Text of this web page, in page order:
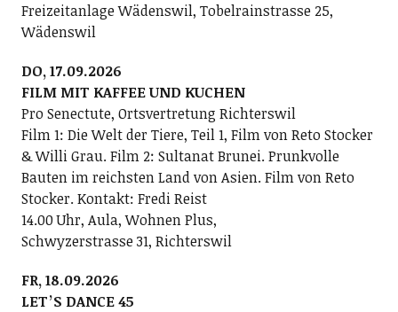
Freizeitanlage Wädenswil, Tobelrainstrasse 25,
Wädenswil
DO, 17.09.2026
FILM MIT KAFFEE UND KUCHEN
Pro Senectute, Ortsvertretung Richterswil
Film 1: Die Welt der Tiere, Teil 1, Film von Reto Stocker
& Willi Grau. Film 2: Sultanat Brunei. Prunkvolle
Bauten im reichsten Land von Asien. Film von Reto
Stocker. Kontakt: Fredi Reist
14.00 Uhr, Aula, Wohnen Plus,
Schwyzerstrasse 31, Richterswil
FR, 18.09.2026
LETʼS DANCE 45